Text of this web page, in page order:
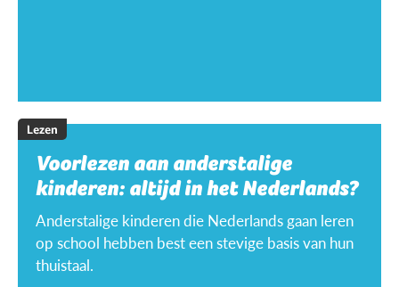
Lezen
Voorlezen aan anderstalige
kinderen: altijd in het Nederlands?
Anderstalige kinderen die Nederlands gaan leren
op school hebben best een stevige basis van hun
thuistaal.